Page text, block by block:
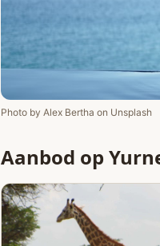
Photo by Alex Bertha on Unsplash
Aanbod op